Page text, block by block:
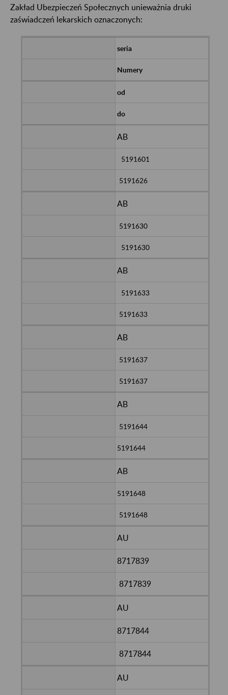
Zakład Ubezpieczeń Społecznych unieważnia druki
zaświadczeń lekarskich oznaczonych:
seria
Numery
od
do
AB
5191601
5191626
AB
5191630
5191630
AB
5191633
5191633
AB
5191637
5191637
AB
5191644
5191644
AB
5191648
5191648
AU
8717839
8717839
AU
8717844
8717844
AU